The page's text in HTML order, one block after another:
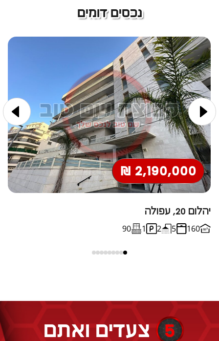
נכסים דומים
2,190,000 ₪
יהלום 20, עפולה
160
5
2
1
90
5
צעדים ואתם